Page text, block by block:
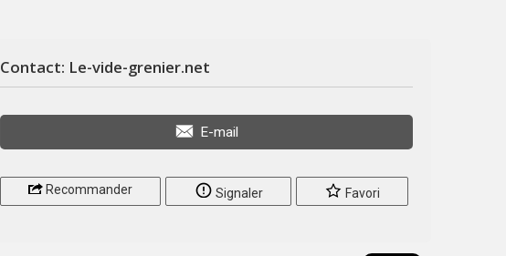
Contact: Le-vide-grenier.net
E-mail
Recommander Signaler Favori